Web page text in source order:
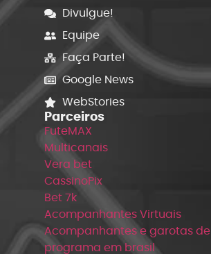
Divulgue!
Equipe
Faça Parte!
Google News
WebStories
Parceiros
FuteMAX
Multicanais
Vera bet
CassinoPix
Bet 7k
Acompanhantes Virtuais
Acompanhantes e garotas de
programa em brasil